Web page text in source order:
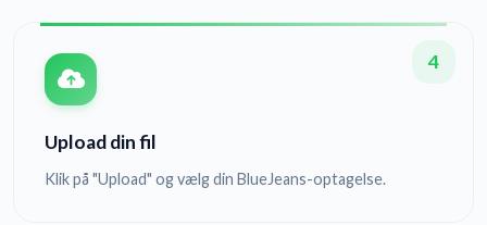
4
Upload din fil
Klik på "Upload" og vælg din BlueJeans-optagelse.